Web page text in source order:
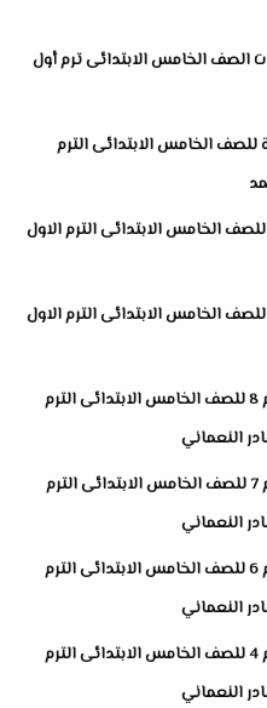
سؤال رياضيات الصف الخامس الابتدائى ترم أول
للصف الخامس الابتدائى الترم
الخامس الابتدائى الترم الاول
الخامس الابتدائى الترم الاول
اختبار الكترونى تفاعلى علوم رقم 8 للصف الخامس الابتدائى الترم
اختبار الكترونى تفاعلى علوم رقم 7 للصف الخامس الابتدائى الترم
اختبار الكترونى تفاعلى علوم رقم 6 للصف الخامس الابتدائى الترم
اختبار الكترونى تفاعلى علوم رقم 4 للصف الخامس الابتدائى الترم